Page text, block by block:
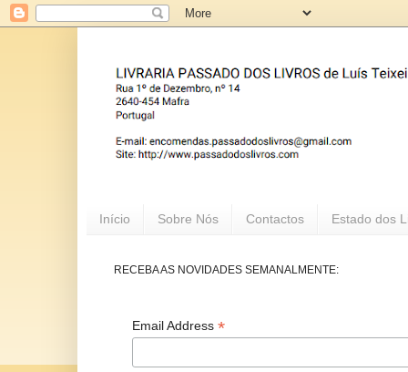
Início Sobre Nós Contactos Estado dos
RECEBA AS NOVIDADES SEMANALMENTE:
Email Address *